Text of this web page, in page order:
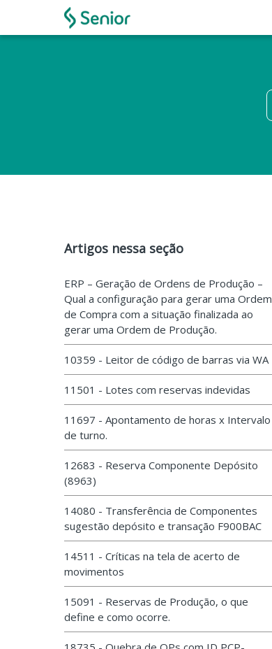
Artigos nessa seção
ERP – Geração de Ordens de Produção –
Qual a configuração para gerar uma Ordem
de Compra com a situação finalizada ao
gerar uma Ordem de Produção.
10359 - Leitor de código de barras via WA
11501 - Lotes com reservas indevidas
11697 - Apontamento de horas x Intervalo
de turno.
12683 - Reserva Componente Depósito
(8963)
14080 - Transferência de Componentes
sugestão depósito e transação F900BAC
14511 - Críticas na tela de acerto de
movimentos
15091 - Reservas de Produção, o que
define e como ocorre.